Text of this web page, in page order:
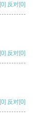
[0] 反对[0]
[0] 反对[0]
[0] 反对[0]